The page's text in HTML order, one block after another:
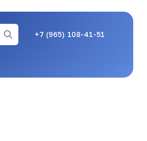
+7 (965) 108-41-51